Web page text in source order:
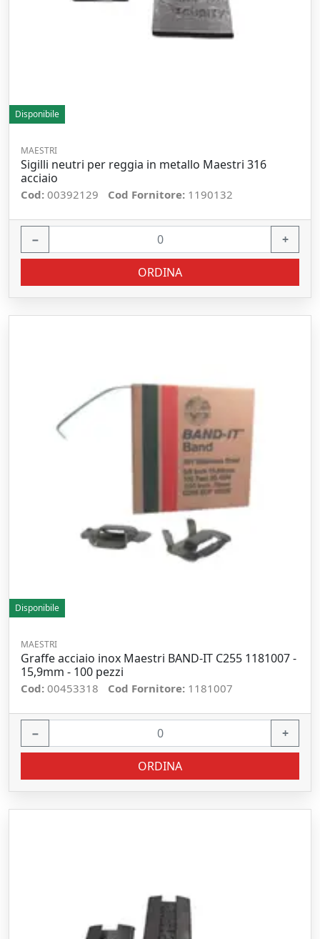
Disponibile
MAESTRI
Sigilli neutri per reggia in metallo Maestri 316
acciaio
Cod: 00392129 Cod Fornitore: 1190132
− +
ORDINA
Disponibile
MAESTRI
Graffe acciaio inox Maestri BAND-IT C255 1181007 -
15,9mm - 100 pezzi
Cod: 00453318 Cod Fornitore: 1181007
− +
ORDINA